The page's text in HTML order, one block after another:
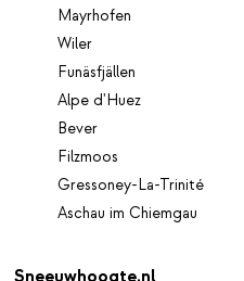
Mayrhofen
Wiler
Funäsfjällen
Alpe d'Huez
Bever
Filzmoos
Gressoney-La-Trinité
Aschau im Chiemgau
Sneeuwhoogte.nl